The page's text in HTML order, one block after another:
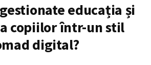
educația și
copiilor într-un stil
digital?